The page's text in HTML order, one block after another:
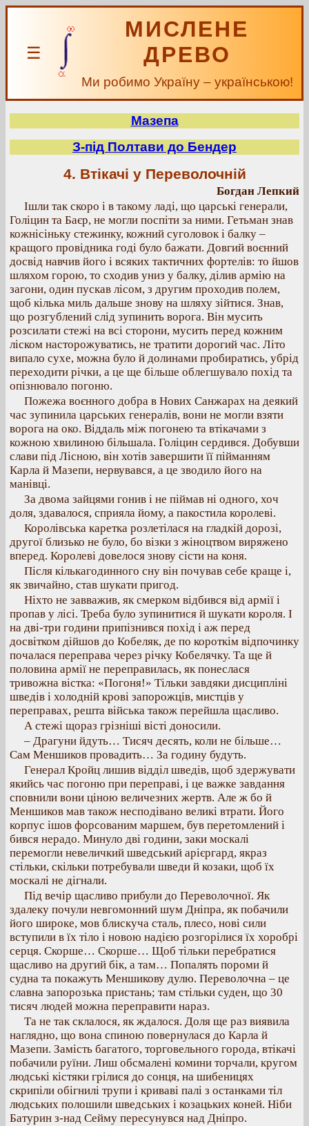
☰
МИСЛЕНЕ
ДРЕВО
Ми робимо Україну – українською!
Мазепа
З-під Полтави до Бендер
4. Втікачі у Переволочній
Богдан Лепкий
Ішли так скоро і в такому ладі, що царські генерали,
Голіцин та Баєр, не могли поспіти за ними. Гетьман знав
кожнісіньку стежинку, кожний суголовок і балку –
кращого провідника годі було бажати. Довгий воєнний
досвід навчив його і всяких тактичних фортелів: то йшов
шляхом горою, то сходив униз у балку, ділив армію на
загони, один пускав лісом, з другим проходив полем,
щоб кілька миль дальше знову на шляху зійтися. Знав,
що розгублений слід зупинить ворога. Він мусить
розсилати стежі на всі сторони, мусить перед кожним
ліском насторожуватись, не тратити дорогий час. Літо
випало сухе, можна було й долинами пробиратись, убрід
переходити річки, а це ще більше облегшувало похід та
опізнювало погоню.
Пожежа воєнного добра в Нових Санжарах на деякий
час зупинила царських генералів, вони не могли взяти
ворога на око. Віддаль між погонею та втікачами з
кожною хвилиною більшала. Голіцин сердився. Добувши
слави під Лісною, він хотів завершити її пійманням
Карла й Мазепи, нервувався, а це зводило його на
манівці.
За двома зайцями гонив і не піймав ні одного, хоч
доля, здавалося, сприяла йому, а пакостила королеві.
Королівська каретка розлетілася на гладкій дорозі,
другої близько не було, бо візки з жіноцтвом виряжено
вперед. Королеві довелося знову сісти на коня.
Після кількагодинного сну він почував себе краще і,
як звичайно, став шукати пригод.
Ніхто не завважив, як смерком відбився від армії і
пропав у лісі. Треба було зупинитися й шукати короля. І
на дві-три години припізнився похід і аж перед
досвітком дійшов до Кобеляк, де по короткім відпочинку
почалася переправа через річку Кобелячку. Та ще й
половина армії не переправилась, як понеслася
тривожна вістка: «Погоня!» Тільки завдяки дисципліні
шведів і холодній крові запорожців, мистців у
переправах, решта війська також перейшла щасливо.
А стежі щораз грізніші вісті доносили.
– Драгуни йдуть… Тисяч десять, коли не більше…
Сам Меншиков провадить… За годину будуть.
Генерал Кройц лишив відділ шведів, щоб здержувати
якийсь час погоню при переправі, і це важке завдання
сповнили вони ціною величезних жертв. Але ж бо й
Меншиков мав також несподівано великі втрати. Його
корпус ішов форсованим маршем, був перетомлений і
бився нерадо. Минуло дві години, заки москалі
перемогли невеличкий шведський арієргард, якраз
стільки, скільки потребували шведи й козаки, щоб їх
москалі не дігнали.
Під вечір щасливо прибули до Переволочної. Як
здалеку почули невгомонний шум Дніпра, як побачили
його широке, мов блискуча сталь, плесо, нові сили
вступили в їх тіло і новою надією розгорілися їх хоробрі
серця. Скорше… Скорше… Щоб тільки перебратися
щасливо на другий бік, а там… Попалять пороми й
судна та покажуть Меншикову дулю. Переволочна – це
славна запорозька пристань; там стільки суден, що 30
тисяч людей можна переправити нараз.
Та не так склалося, як ждалося. Доля ще раз виявила
наглядно, що вона спиною повернулася до Карла й
Мазепи. Замість багатого, торговельного города, втікачі
побачили руїни. Лиш обсмалені комини торчали, кругом
людські кістяки грілися до сонця, на шибеницях
скрипіли обігнилі трупи і криваві палі з останками тіл
людських полошили шведських і козацьких коней. Ніби
Батурин з-над Сейму пересунувся над Дніпро.